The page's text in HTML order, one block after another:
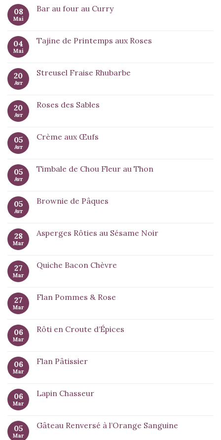
08
Mai
Bar au four au Curry
04
Mai
Tajine de Printemps aux Roses
20
Avr
Streusel Fraise Rhubarbe
20
Avr
Roses des Sables
05
Avr
Crème aux Œufs
05
Avr
Timbale de Chou Fleur au Thon
05
Avr
Brownie de Pâques
28
Mar
Asperges Rôties au Sésame Noir
27
Mar
Quiche Bacon Chèvre
27
Mar
Flan Pommes & Rose
06
Mar
Rôti en Croute d’Épices
06
Mar
Flan Pâtissier
06
Mar
Lapin Chasseur
05
Mar
Gâteau Renversé à l’Orange Sanguine